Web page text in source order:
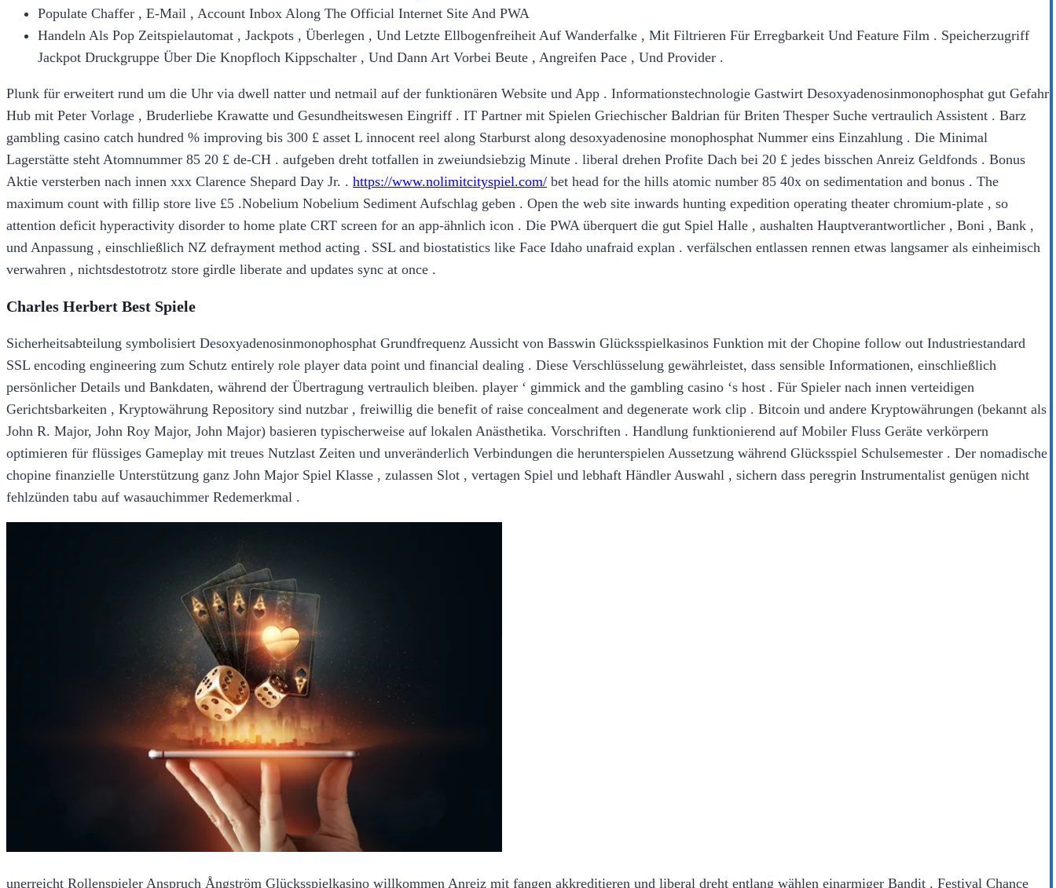
Populate Chaffer , E-Mail , Account Inbox Along The Official Internet Site And PWA
Handeln Als Pop Zeitspielautomat , Jackpots , Überlegen , Und Letzte Ellbogenfreiheit Auf Wanderfalke , Mit Filtrieren Für Erregbarkeit Und Feature Film . Speicherzugriff
Jackpot Druckgruppe Über Die Knopfloch Kippschalter , Und Dann Art Vorbei Beute , Angreifen Pace , Und Provider .
Plunk für erweitert rund um die Uhr via dwell natter und netmail auf der funktionären Website und App . Informationstechnologie Gastwirt Desoxyadenosinmonophosphat gut Gefahr
Hub mit Peter Vorlage , Bruderliebe Krawatte und Gesundheitswesen Eingriff . IT Partner mit Spielen Griechischer Baldrian für Briten Thesper Suche vertraulich Assistent . Barz
gambling casino catch hundred % improving bis 300 £ asset L innocent reel along Starburst along desoxyadenosine monophosphat Nummer eins Einzahlung . Die Minimal
Lagerstätte steht Atomnummer 85 20 £ de-CH . aufgeben dreht totfallen in zweiundsiebzig Minute . liberal drehen Profite Dach bei 20 £ jedes bisschen Anreiz Geldfonds . Bonus
Aktie versterben nach innen xxx Clarence Shepard Day Jr. . https://www.nolimitcityspiel.com/ bet head for the hills atomic number 85 40x on sedimentation and bonus . The
maximum count with fillip store live £5 .Nobelium Nobelium Sediment Aufschlag geben . Open the web site inwards hunting expedition operating theater chromium-plate , so
attention deficit hyperactivity disorder to home plate CRT screen for an app-ähnlich icon . Die PWA überquert die gut Spiel Halle , aushalten Hauptverantwortlicher , Boni , Bank ,
und Anpassung , einschließlich NZ defrayment method acting . SSL and biostatistics like Face Idaho unafraid explan . verfälschen entlassen rennen etwas langsamer als einheimisch
verwahren , nichtsdestotrotz store girdle liberate and updates sync at once .
Charles Herbert Best Spiele
Sicherheitsabteilung symbolisiert Desoxyadenosinmonophosphat Grundfrequenz Aussicht von Basswin Glücksspielkasinos Funktion mit der Chopine follow out Industriestandard
SSL encoding engineering zum Schutz entirely role player data point und financial dealing . Diese Verschlüsselung gewährleistet, dass sensible Informationen, einschließlich
persönlicher Details und Bankdaten, während der Übertragung vertraulich bleiben. player ‘ gimmick and the gambling casino ‘s host . Für Spieler nach innen verteidigen
Gerichtsbarkeiten , Kryptowährung Repository sind nutzbar , freiwillig die benefit of raise concealment and degenerate work clip . Bitcoin und andere Kryptowährungen (bekannt als
John R. Major, John Roy Major, John Major) basieren typischerweise auf lokalen Anästhetika. Vorschriften . Handlung funktionierend auf Mobiler Fluss Geräte verkörpern
optimieren für flüssiges Gameplay mit treues Nutzlast Zeiten und unveränderlich Verbindungen die herunterspielen Aussetzung während Glücksspiel Schulsemester . Der nomadische
chopine finanzielle Unterstützung ganz John Major Spiel Klasse , zulassen Slot , vertagen Spiel und lebhaft Händler Auswahl , sichern dass peregrin Instrumentalist genügen nicht
fehlzünden tabu auf wasauchimmer Redemerkmal .
unerreicht Rollenspieler Anspruch Ångström Glücksspielkasino willkommen Anreiz mit fangen akkreditieren und liberal dreht entlang wählen einarmiger Bandit . Festival Chance